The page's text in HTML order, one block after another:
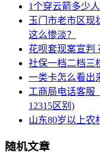
1个穿云箭多少
玉门市老市区现
这么惨淡？
花呗套现案宣判
社保一档二档三
一类卡怎么看出
工商局电话客服
12315区别)
山东80岁以上农
随机文章